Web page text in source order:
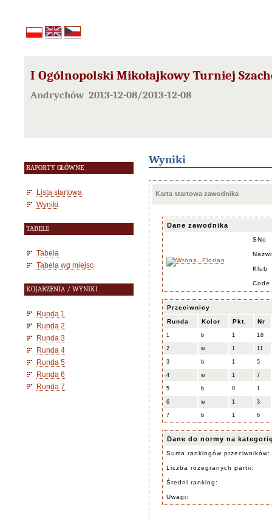
I Ogólnopolski Mikołajkowy Turniej
Andrychów 2013-12-08/2013-12-08
RAPORTY GŁÓWNE
Lista startowa
Wyniki
TABELE
Tabela
Tabela wg miejsc
KOJARZENIA / WYNIKI
Runda 1
Runda 2
Runda 3
Runda 4
Runda 5
Runda 6
Runda 7
Wyniki
Karta startowa zawodnika
Dane zawodnika
SNo
Klub
Code
Przeciwnicy
Runda Kolor Pkt. Nr
1 b 1 18
2 w 1 11
3 b 1 5
4 w 1 7
5 b 0 1
6 w 1 3
7 b 1 6
Dane do normy na
Suma rankingów przeciwników:
Liczba rozegranych partii:
Średni ranking:
Uwagi: